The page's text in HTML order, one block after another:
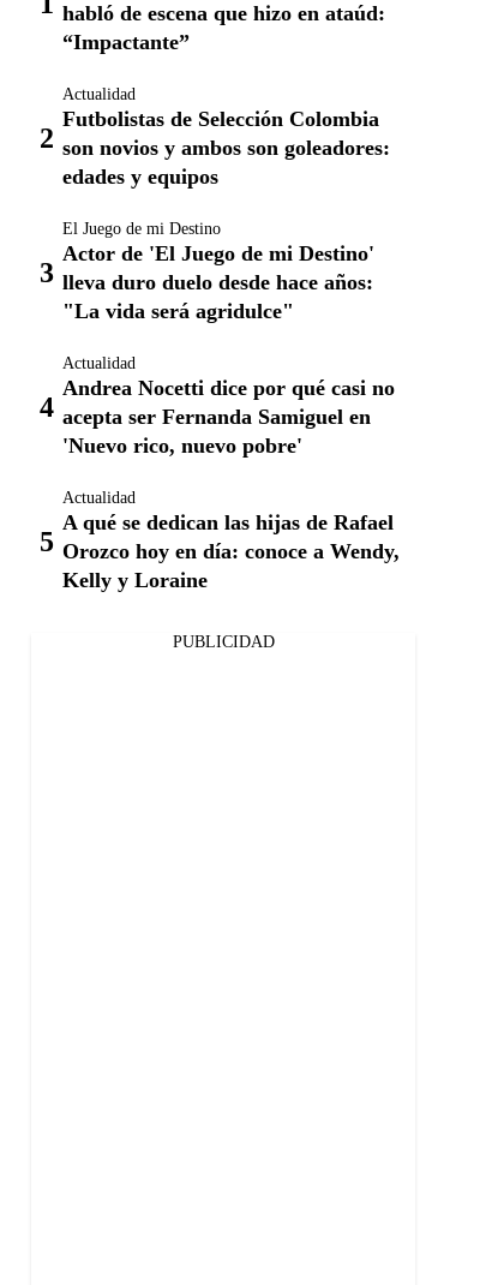
habló de escena que hizo en ataúd:
“Impactante”
Actualidad
Futbolistas de Selección Colombia
son novios y ambos son goleadores:
edades y equipos
El Juego de mi Destino
Actor de 'El Juego de mi Destino'
lleva duro duelo desde hace años:
"La vida será agridulce"
Actualidad
Andrea Nocetti dice por qué casi no
acepta ser Fernanda Samiguel en
'Nuevo rico, nuevo pobre'
Actualidad
A qué se dedican las hijas de Rafael
Orozco hoy en día: conoce a Wendy,
Kelly y Loraine
PUBLICIDAD